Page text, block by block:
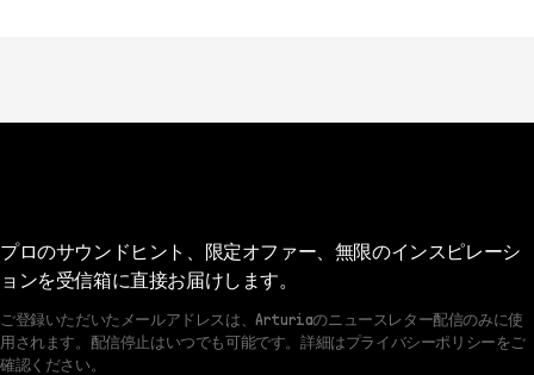
プロのサウンドヒント、限定オファー、無限のインスピレーシ
ョンを受信箱に直接お届けします。
ご登録いただいたメールアドレスは、Arturiaのニュースレター配信のみに使
用されます。配信停止はいつでも可能です。詳細はプライバシーポリシーをご
確認ください。